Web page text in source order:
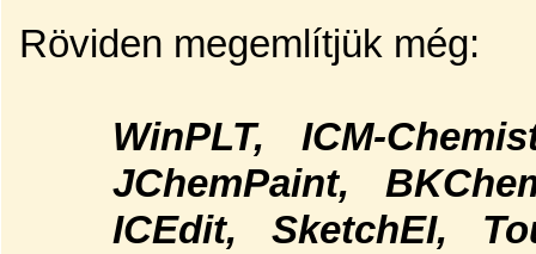
Röviden megemlítjük még:
WinPLT, ICM-
JChemPaint,
ICEdit, SketchEI,